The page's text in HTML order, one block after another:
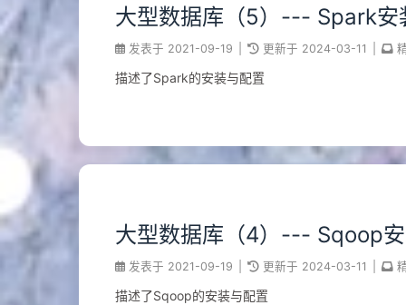
大型数据库（5）--- Spark安
发表于 2021-09-19 更新于 2024-03-11
描述了Spark的安装与配置
大型数据库（4）--- Sqoop
发表于 2021-09-19 更新于 2024-03-11
描述了Sqoop的安装与配置